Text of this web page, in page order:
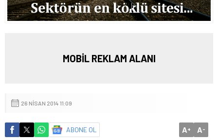
MOBİL REKLAM ALANI
26 NISAN 2014 11:09
ABONE OL A+ A-